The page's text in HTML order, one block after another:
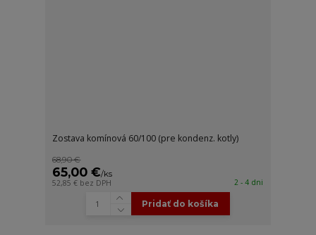
Zostava komínová 60/100 (pre kondenz. kotly)
68,90 €
65,00 €/ks
52,85 € bez DPH 2 - 4 dni
Pridať do košíka